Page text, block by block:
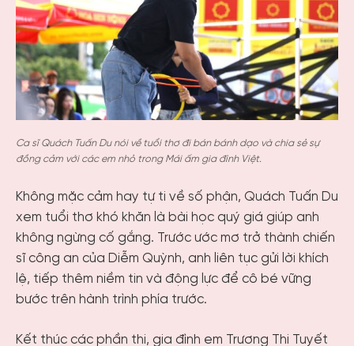
Ca sĩ Quách Tuấn Du nói về tuổi thơ đi bán bánh dạo và chia sẻ sự
đồng cảm với các em nhỏ trong Mái ấm gia đình Việt.
Không mặc cảm hay tự ti về số phận, Quách Tuấn Du
xem tuổi thơ khó khăn là bài học quý giá giúp anh
không ngừng cố gắng. Trước ước mơ trở thành chiến
sĩ công an của Diễm Quỳnh, anh liên tục gửi lời khích
lệ, tiếp thêm niềm tin và động lực để cô bé vững
bước trên hành trình phía trước.
Kết thúc các phần thi, gia đình em Trương Thị Tuyết